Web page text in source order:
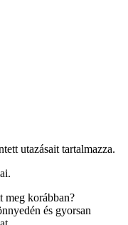
utazásait tartalmazza.
meg korábban?
és gyorsan